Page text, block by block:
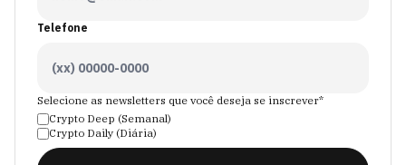
Telefone
Selecione as newsletters que você deseja se inscrever*
Crypto Deep (Semanal)
Crypto Daily (Diária)